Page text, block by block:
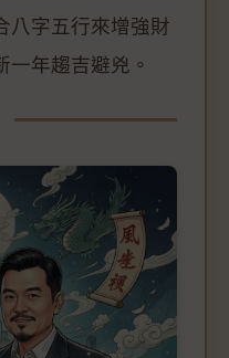
八字五行來增強財
一年趨吉避兇。